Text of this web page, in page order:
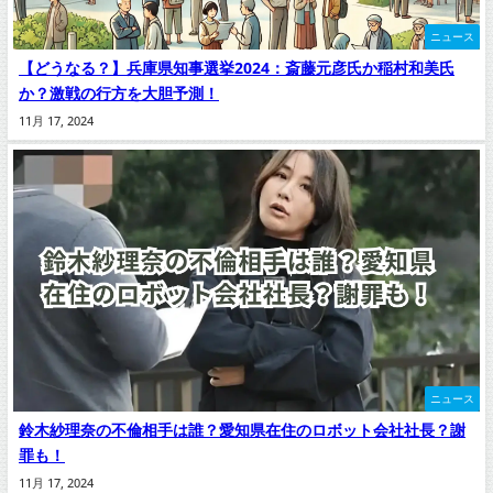
ニュース
【どうなる？】兵庫県知事選挙2024：斎藤元彦氏か稲村和美氏
か？激戦の行方を大胆予測！
11月 17, 2024
ニュース
鈴木紗理奈の不倫相手は誰？愛知県在住のロボット会社社長？謝
罪も！
11月 17, 2024